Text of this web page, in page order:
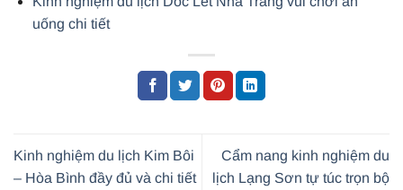
uống chi tiết
Kinh nghiệm du lịch Kim Bôi
– Hòa Bình đầy đủ và chi tiết
Cẩm nang kinh nghiệm du
lịch Lạng Sơn tự túc trọn bộ